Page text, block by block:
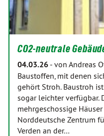
CO2-neutrale
04.03.26 - von Andreas
Baustoffen, mit denen
gehört Stroh. Baustroh
sogar leichter verfügbar.
mehrgeschossige
Norddeutsche Zentrum
Verden an der…